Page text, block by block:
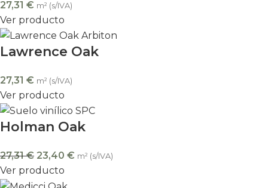
27,31 € m² (s/IVA)
Ver producto
Lawrence Oak
27,31 € m² (s/IVA)
Ver producto
Holman Oak
27,31€ 23,40 € m² (s/IVA)
Ver producto